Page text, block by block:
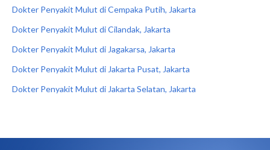
Dokter Penyakit Mulut di Cempaka Putih, Jakarta
Dokter Penyakit Mulut di Cilandak, Jakarta
Dokter Penyakit Mulut di Jagakarsa, Jakarta
Dokter Penyakit Mulut di Jakarta Pusat, Jakarta
Dokter Penyakit Mulut di Jakarta Selatan, Jakarta